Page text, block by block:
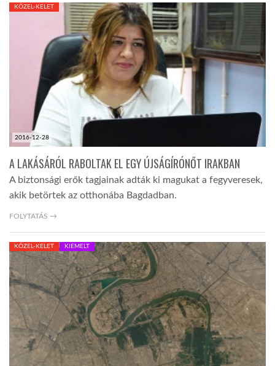
2016-12-28
KÖZEL-KELET
A LAKÁSÁRÓL RABOLTAK EL EGY ÚJSÁGÍRÓNŐT IRAKBAN
A biztonsági erők tagjainak adták ki magukat a fegyveresek,
akik betörtek az otthonába Bagdadban.
FOLYTATÁS →
KÖZEL-KELET KIEMELT